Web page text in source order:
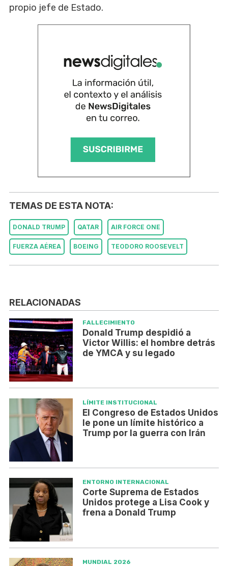
propio jefe de Estado.
TEMAS DE ESTA NOTA:
DONALD TRUMP QATAR AIR FORCE ONE
FUERZA AÉREA BOEING TEODORO ROOSEVELT
RELACIONADAS
FALLECIMIENTO
Donald Trump despidió a
Victor Willis: el hombre detrás
de YMCA y su legado
LÍMITE INSTITUCIONAL
El Congreso de Estados Unidos
le pone un límite histórico a
Trump por la guerra con Irán
ENTORNO INTERNACIONAL
Corte Suprema de Estados
Unidos protege a Lisa Cook y
frena a Donald Trump
MUNDIAL 2026